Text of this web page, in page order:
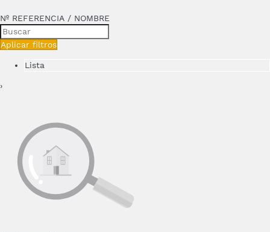
Nº REFERENCIA / NOMBRE
Aplicar filtros
Lista
›